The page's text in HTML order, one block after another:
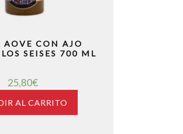
AOVE CON AJO
SEISES 700 ML
25,80€
AL CARRITO